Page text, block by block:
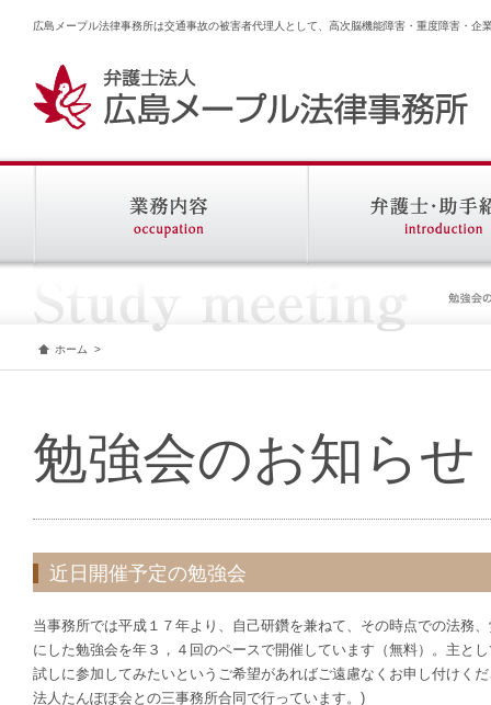
広島メープル法律事務所は交通事故の被害者代理人として、高次脳機能障害・重度障害・企
ホーム >
勉強会のお知らせ
近日開催予定の勉強会
当事務所では平成１７年より、自己研鑽を兼ねて、その時点での法務
にした勉強会を年３，４回のペースで開催しています（無料）。主と
試しに参加してみたいというご希望があればご遠慮なくお申し付けく
法人たんぽぽ会との三事務所合同で行っています。)